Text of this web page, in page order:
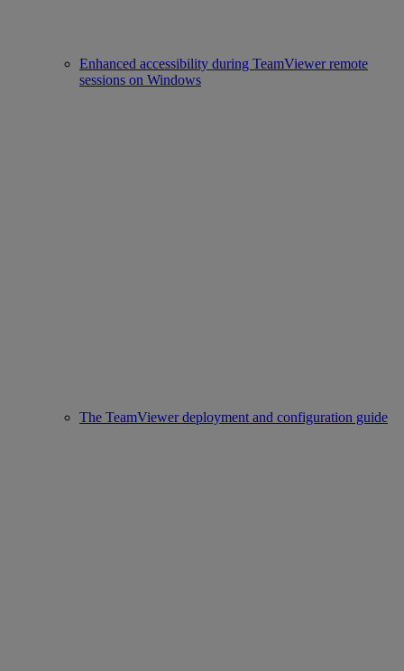
Enhanced accessibility during TeamViewer remote
sessions on Windows
The TeamViewer deployment and configuration guide